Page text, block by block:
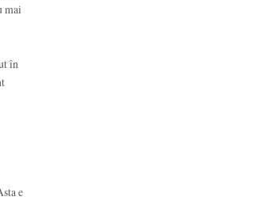
mai
în
e